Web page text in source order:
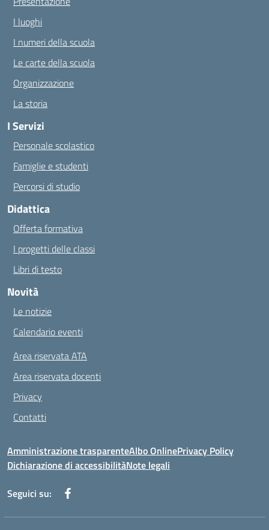
I luoghi
I numeri della scuola
Le carte della scuola
Organizzazione
La storia
I Servizi
Personale scolastico
Famiglie e studenti
Percorsi di studio
Didattica
Offerta formativa
I progetti delle classi
Libri di testo
Novità
Le notizie
Calendario eventi
Area riservata ATA
Area riservata docenti
Privacy
Contatti
Amministrazione trasparenteAlbo OnlinePrivacy Policy
Dichiarazione di accessibilitàNote legali
Seguici su: